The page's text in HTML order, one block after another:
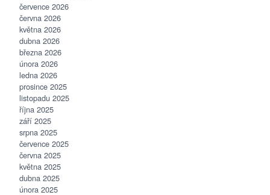
července 2026
června 2026
května 2026
dubna 2026
března 2026
února 2026
ledna 2026
prosince 2025
listopadu 2025
října 2025
září 2025
srpna 2025
července 2025
června 2025
května 2025
dubna 2025
února 2025